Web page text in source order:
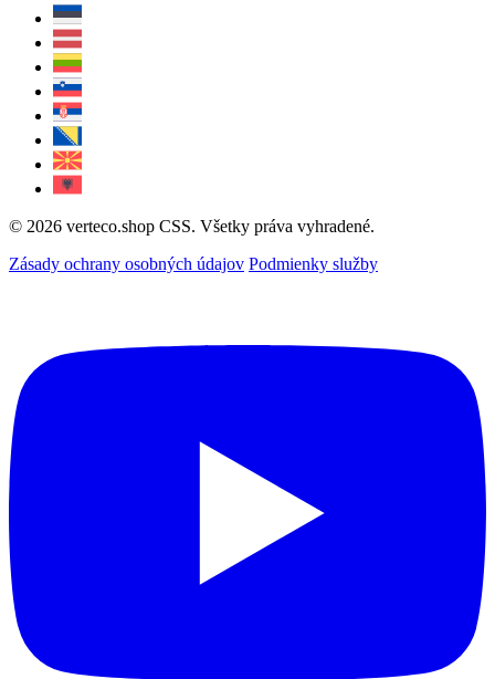
© 2026 verteco.shop CSS. Všetky práva vyhradené.
Zásady ochrany osobných údajov Podmienky služby